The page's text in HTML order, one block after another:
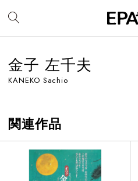
金子 左千夫
KANEKO Sachio
関連作品